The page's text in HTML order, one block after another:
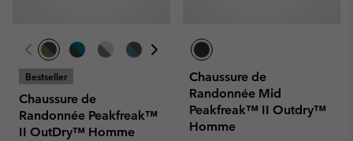
Bestseller
Chaussure de
Randonnée Peakfreak™
II OutDry™ Homme
Chaussure de
Randonnée Mid
Peakfreak™ II Outdry™
Homme